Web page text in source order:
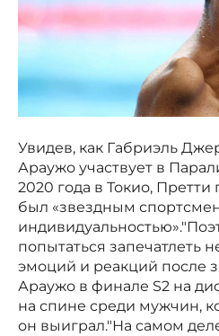
Увидев, как Габриэль
Араужо участвует в
2020 года в Токио,
был «звездным
попытаться запечатлеть
эмоций и реакций после
Араужо в финале S2 на
на спине среди мужчин,
он выиграл."На самом